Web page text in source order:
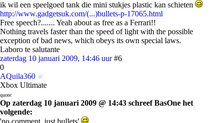
ik wil een speelgoed tank die mini stukjes plastic kan schieten
http://www.gadgetsuk.com/(...)bullets-p-17065.html
Free speech?....... Yeah about as free as a Ferrari!!
Nothing travels faster than the speed of light with the possible
exception of bad news, which obeys its own special laws.
Laboro te salutante
zaterdag 10 januari 2009, 14:46 uur #6
0
AQuila360
Xbox Ultimate
quote:
Op zaterdag 10 januari 2009 @ 14:43 schreef BasOne het
volgende:
'no comment, just bullets'